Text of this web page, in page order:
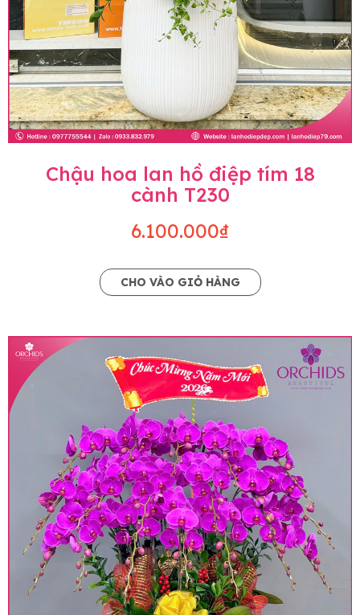
Chậu hoa lan hồ điệp tím 18
cành T230
6.100.000₫
CHO VÀO GIỎ HÀNG